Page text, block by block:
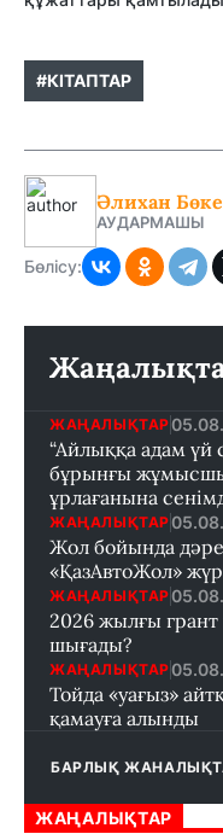
#КІТАПТАР
Әлихан
АУДАРМАШЫ
Бөлісу:
ЖАҢАЛЫҚТАР
“Айлыққа адам үй
бұрынғы
ұрлағанына
ЖАҢАЛЫҚТАР
Жол бойында
«ҚазАвтоЖол»
ЖАҢАЛЫҚТАР
2026 жылғы грант
шығады?
ЖАҢАЛЫҚТАР
Тойда «уағыз»
қамауға алынды
БАРЛЫҚ
ЖАҢАЛЫҚТАР